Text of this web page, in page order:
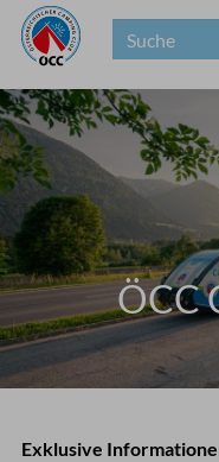
ÖCC
Exklusive